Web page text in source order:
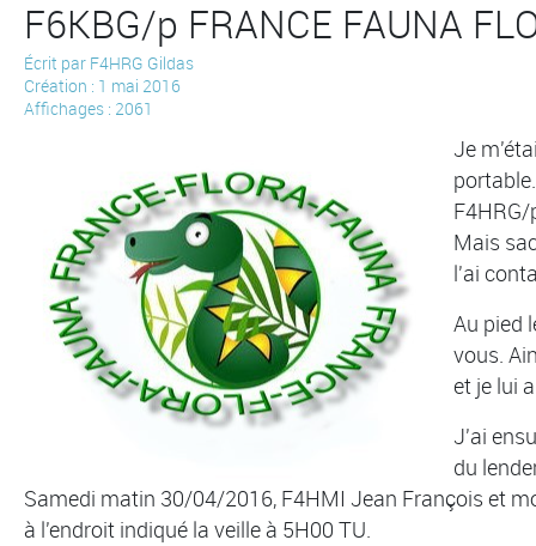
F6KBG/p FRANCE FAUNA
Écrit par F4HRG Gildas
Création : 1 mai 2016
Affichages : 2061
Je
portable.
Mais
l'ai
Au pied
vous.
et je lui
J'ai
du
Samedi matin 30/04/2016, F4HMI Jean François et
à l'endroit indiqué la veille à 5H00 TU.